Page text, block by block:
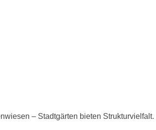
– Stadtgärten bieten Strukturvielfalt.